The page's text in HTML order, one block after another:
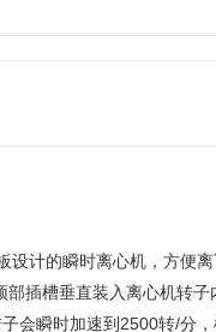
计的瞬时离心机，方便离
部插槽垂直装入离心机转
会瞬时加速到2500转/分